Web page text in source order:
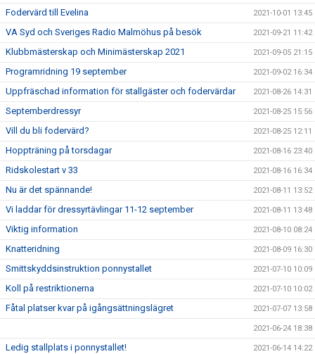
Fodervärd till Evelina 2021-10-01 13:45
VA Syd och Sveriges Radio Malmöhus på besök 2021-09-21 11:42
Klubbmästerskap och Minimästerskap 2021 2021-09-05 21:15
Programridning 19 september 2021-09-02 16:34
Uppfräschad information för stallgäster och fodervärdar 2021-08-26 14:31
Septemberdressyr 2021-08-25 15:56
Vill du bli fodervärd? 2021-08-25 12:11
Hoppträning på torsdagar 2021-08-16 23:40
Ridskolestart v 33 2021-08-16 16:34
Nu är det spännande! 2021-08-11 13:52
Vi laddar för dressyrtävlingar 11-12 september 2021-08-11 13:48
Viktig information 2021-08-10 08:24
Knatteridning 2021-08-09 16:30
Smittskyddsinstruktion ponnystallet 2021-07-10 10:09
Koll på restriktionerna 2021-07-10 10:02
Fåtal platser kvar på igångsättningslägret 2021-07-07 13:58
2021-06-24 18:38
Ledig stallplats i ponnystallet! 2021-06-14 14:22